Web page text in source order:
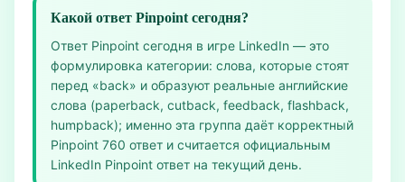
Какой ответ Pinpoint сегодня?
Ответ Pinpoint сегодня в игре LinkedIn — это
формулировка категории: слова, которые стоят
перед «back» и образуют реальные английские
слова (paperback, cutback, feedback, flashback,
humpback); именно эта группа даёт корректный
Pinpoint 760 ответ и считается официальным
LinkedIn Pinpoint ответ на текущий день.